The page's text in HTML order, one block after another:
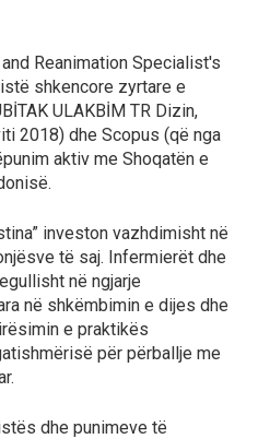
Reanimation Specialist's
shkencore zyrtare e
ULAKBİM TR Dizin,
2018) dhe Scopus (që nga
aktiv me Shoqatën e
investon vazhdimisht në
të saj. Infermierët dhe
në ngjarje
në shkëmbimin e dijes dhe
e praktikës
për përballje me
dhe punimeve të